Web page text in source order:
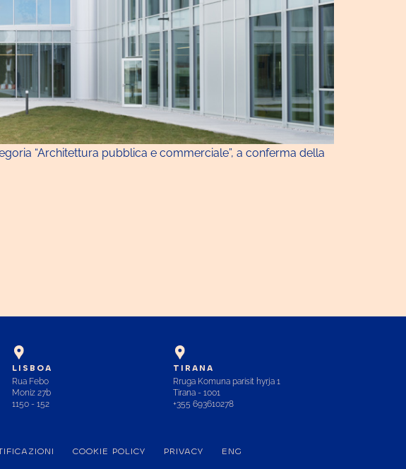
“Architettura pubblica e commerciale”, a conferma della
LISBOA
Rua Febo
Moniz 27b
1150 - 152
TIRANA
Rruga Komuna parisit hyrja 1
Tirana - 1001
+355 693610278
COOKIE POLICY PRIVACY ENG